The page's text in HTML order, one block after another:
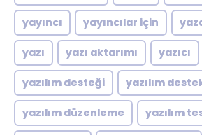
yayıncı yayıncılar için
yazı yazı aktarımı yazıcı
yazılım desteği yazılım
yazılım düzenleme yazılım